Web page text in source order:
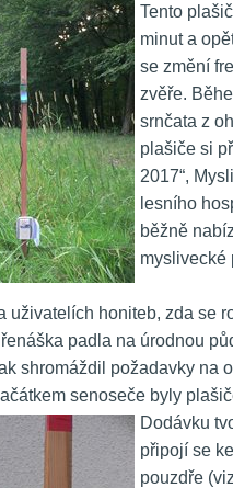
Tento
minut a
e změní
zvěře.
rnčata z
plašiče si
2017“,
lesního
běžně
myslivecké
uživatelích honiteb, zda se
padla na úrodnou
shromáždil požadavky na
senoseče byly
Dodávku
připojí se
pouzdře